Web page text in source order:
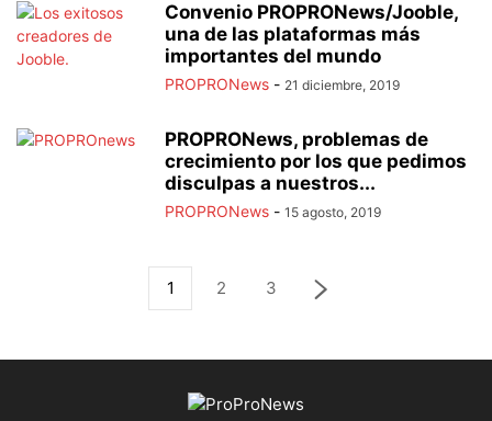
Convenio PROPRONews/Jooble,
una de las plataformas más
importantes del mundo
PROPRONews - 21 diciembre, 2019
PROPRONews, problemas de
crecimiento por los que pedimos
disculpas a nuestros...
PROPRONews - 15 agosto, 2019
1 2 3